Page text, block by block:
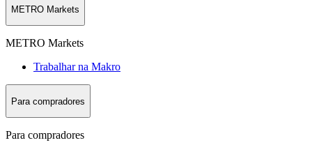
METRO Markets
METRO Markets
Trabalhar na Makro
Para compradores
Para compradores